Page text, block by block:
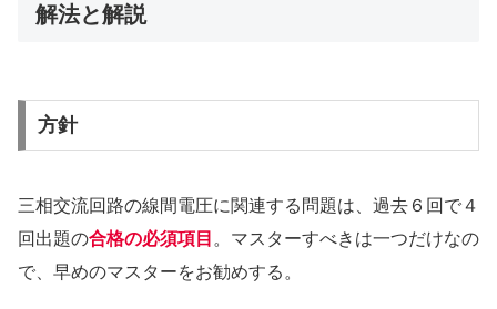
解法と解説
方針
三相交流回路の線間電圧に関連する問題は、過去６回で４
回出題の合格の必須項目 。マスターすべきは一つだけなの
で、早めのマスターをお勧めする。